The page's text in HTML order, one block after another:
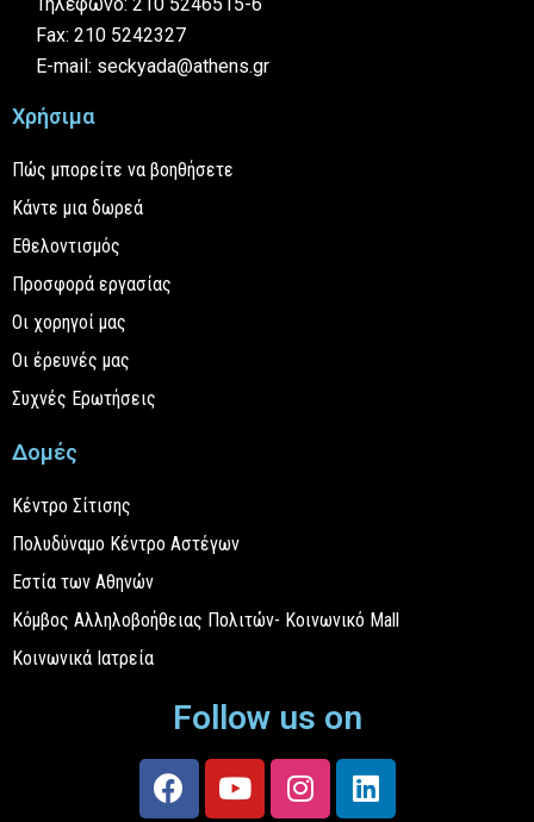
Fax: 210 5242327
E-mail: seckyada@athens.gr
Χρήσιμα
Πώς μπορείτε να βοηθήσετε
Κάντε μια δωρεά
Εθελοντισμός
Προσφορά εργασίας
Οι χορηγοί μας
Οι έρευνές μας
Συχνές Ερωτήσεις
Δομές
Κέντρο Σίτισης
Πολυδύναμο Κέντρο Αστέγων
Εστία των Αθηνών
Κόμβος Αλληλοβοήθειας Πολιτών- Κοινωνικό Mall
Κοινωνικά Ιατρεία
Follow us on